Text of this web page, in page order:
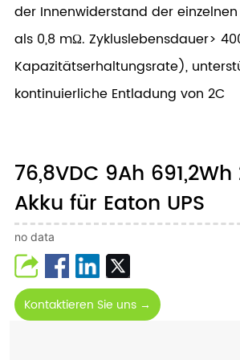
der Innenwiderstand der
als 0,8 mΩ. Zykluslebensdauer>
Kapazitätserhaltungsrate),
kontinuierliche Entladung von 2C
76,8VDC 9Ah
Akku für Eaton UPS
no data
Kontaktieren Sie uns →